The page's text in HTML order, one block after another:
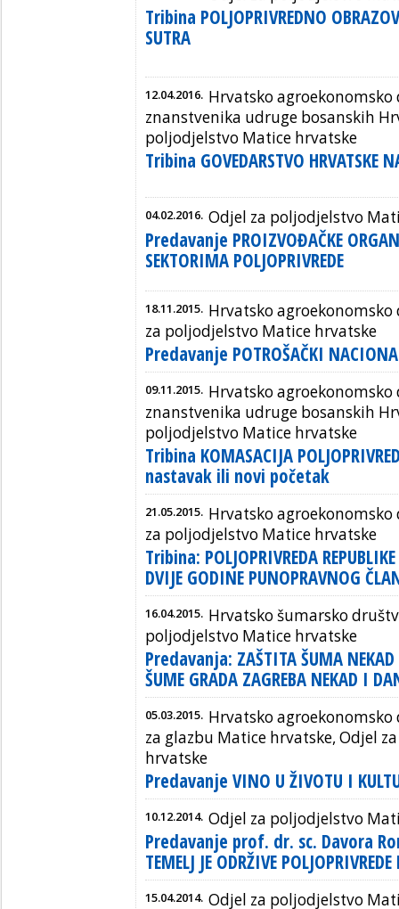
Tribina POLJOPRIVREDNO
SUTRA
12.04.2016. Hrvatsko
znanstvenika udruge bosanskih
poljodjelstvo Matice hrvatske
Tribina GOVEDARSTVO HRVATSKE
04.02.2016. Odjel za poljodjelstvo
Predavanje PROIZVOĐAČKE
SEKTORIMA POLJOPRIVREDE
18.11.2015. Hrvatsko agroekonomsko
za poljodjelstvo Matice hrvatske
Predavanje POTROŠAČKI
09.11.2015. Hrvatsko agroekonomsko
znanstvenika udruge bosanskih
poljodjelstvo Matice hrvatske
Tribina KOMASACIJA
nastavak ili novi početak
21.05.2015. Hrvatsko agroekonomsko
za poljodjelstvo Matice hrvatske
Tribina: POLJOPRIVREDA
DVIJE GODINE PUNOPRAVNOG
16.04.2015. Hrvatsko šumarsko
poljodjelstvo Matice hrvatske
Predavanja: ZAŠTITA ŠUMA
ŠUME GRADA ZAGREBA NEKAD I
05.03.2015. Hrvatsko agroekonomsko
za glazbu Matice hrvatske, Odjel
hrvatske
Predavanje VINO U ŽIVOTU I
10.12.2014. Odjel za poljodjelstvo
Predavanje prof. dr. sc. Davora
TEMELJ JE ODRŽIVE POLJOPRIVREDE
15.04.2014. Odjel za poljodjelstvo